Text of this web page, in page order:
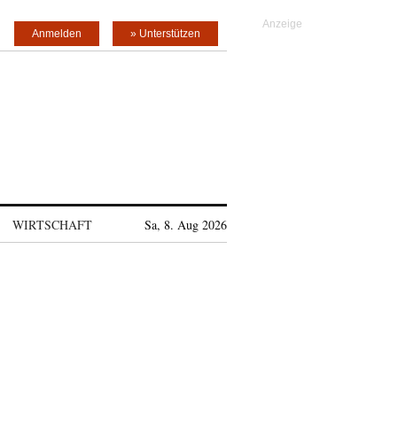
» Unterstützen
Anmelden
WIRTSCHAFT Sa, 8. Aug 2026